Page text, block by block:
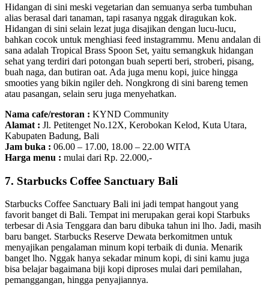
Hidangan di sini meski vegetarian dan semuanya serba tumbuhan
alias berasal dari tanaman, tapi rasanya nggak diragukan kok.
Hidangan di sini selain lezat juga disajikan dengan lucu-lucu,
bahkan cocok untuk menghiasi feed instagrammu. Menu andalan di
sana adalah Tropical Brass Spoon Set, yaitu semangkuk hidangan
sehat yang terdiri dari potongan buah seperti beri, stroberi, pisang,
buah naga, dan butiran oat. Ada juga menu kopi, juice hingga
smooties yang bikin ngiler deh. Nongkrong di sini bareng temen
atau pasangan, selain seru juga menyehatkan.
Nama cafe/restoran : KYND Community
Alamat : Jl. Petitenget No.12X, Kerobokan Kelod, Kuta Utara,
Kabupaten Badung, Bali
Jam buka : 06.00 – 17.00, 18.00 – 22.00 WITA
Harga menu : mulai dari Rp. 22.000,-
7. Starbucks Coffee Sanctuary Bali
Starbucks Coffee Sanctuary Bali ini jadi tempat hangout yang
favorit banget di Bali. Tempat ini merupakan gerai kopi Starbuks
terbesar di Asia Tenggara dan baru dibuka tahun ini lho. Jadi, masih
baru banget. Starbucks Reserve Dewata berkomitmen untuk
menyajikan pengalaman minum kopi terbaik di dunia. Menarik
banget lho. Nggak hanya sekadar minum kopi, di sini kamu juga
bisa belajar bagaimana biji kopi diproses mulai dari pemilahan,
pemanggangan, hingga penyajiannya.